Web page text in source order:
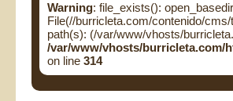
Warning: file_exists():
File(//burricleta.com/contenido/
path(s): (/var/www/vhosts/
/var/www/vhosts/burricleta.com/
on line 314